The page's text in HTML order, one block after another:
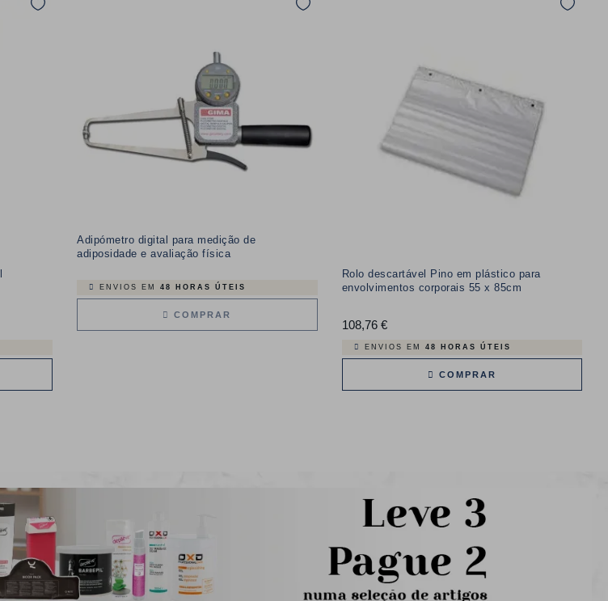
Adipómetro digital para medição de
adiposidade e avaliação física
ENVIOS EM 48 HORAS ÚTEIS
COMPRAR
Rolo descartável Pino em plástico para
envolvimentos corporais 55 x 85cm
108,76 €Preço
ENVIOS EM 48 HORAS ÚTEIS
COMPRAR